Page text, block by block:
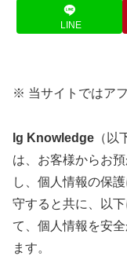
LINE
※ 当サイトではア
Ig Knowledge （
は、お客様からお
し、個人情報の保
守すると共に、以
て、個人情報を安
ます。